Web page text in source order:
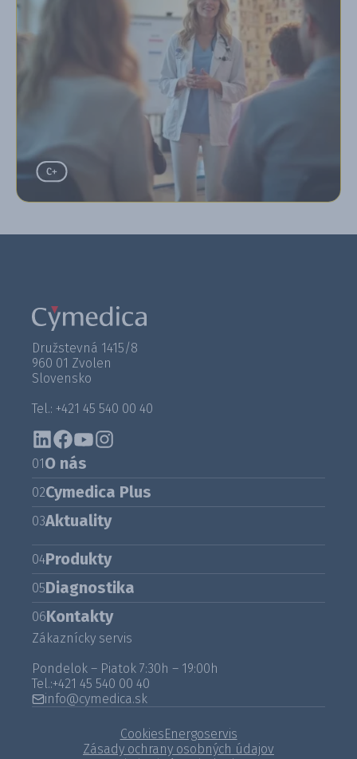
Družstevná 1415/8
960 01 Zvolen
Slovensko
Tel.: +421 45 540 00 40
01O nás
02Cymedica Plus
03Aktuality
04Produkty
05Diagnostika
06Kontakty
Zákaznícky servis
Pondelok – Piatok 7:30h – 19:00h
Tel.:+421 45 540 00 40
info@cymedica.sk
CookiesEnergoservis
Zásady ochrany osobných údajov